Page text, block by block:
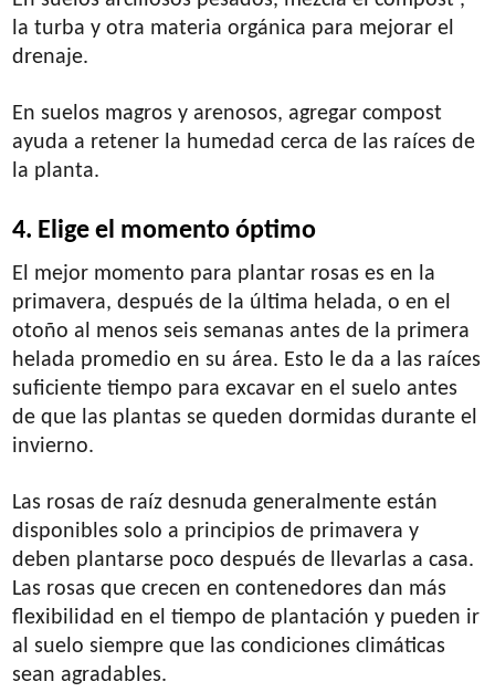
la turba y otra materia orgánica para mejorar el
drenaje.
En suelos magros y arenosos, agregar compost
ayuda a retener la humedad cerca de las raíces de
la planta.
4. Elige el momento óptimo
El mejor momento para plantar rosas es en la
primavera, después de la última helada, o en el
otoño al menos seis semanas antes de la primera
helada promedio en su área. Esto le da a las raíces
suficiente tiempo para excavar en el suelo antes
de que las plantas se queden dormidas durante el
invierno.
Las rosas de raíz desnuda generalmente están
disponibles solo a principios de primavera y
deben plantarse poco después de llevarlas a casa.
Las rosas que crecen en contenedores dan más
flexibilidad en el tiempo de plantación y pueden ir
al suelo siempre que las condiciones climáticas
sean agradables.